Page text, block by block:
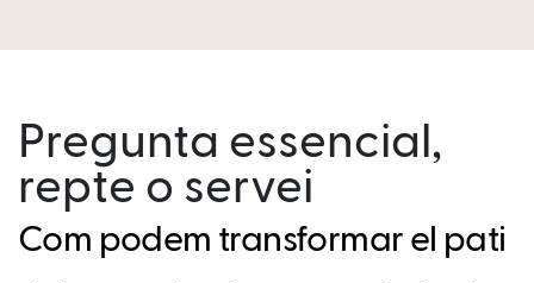
Pregunta essencial,
repte o servei
Com podem transformar el pati